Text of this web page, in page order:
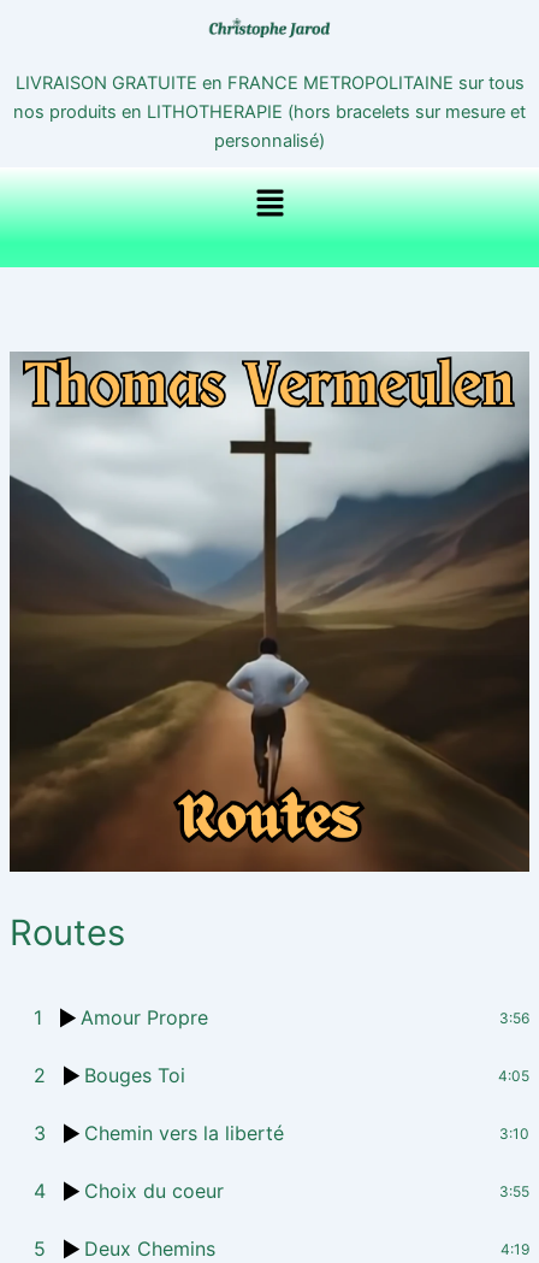
contenu
LIVRAISON GRATUITE en FRANCE METROPOLITAINE sur tous
nos produits en LITHOTHERAPIE (hors bracelets sur mesure et
personnalisé)
Menu
Routes
1 Amour Propre 3:56
2 Bouges Toi 4:05
3 Chemin vers la liberté 3:10
4 Choix du coeur 3:55
5 Deux Chemins 4:19